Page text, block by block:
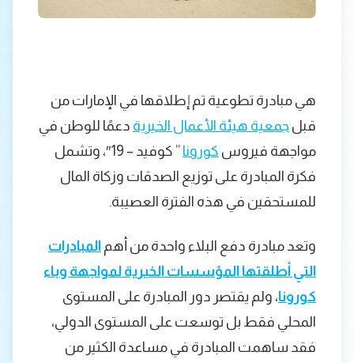
هي مبادرة تطوعية تم إطلاقها في الإمارات من
قبل جمعية هيئة الأعمال الخيرية دعمًا للوطن في
مواجهة فيروس كورونا
” كوفيد – 19″، وتشمل
فكرة المبادرة على توزيع الصدقات وزكاة المال
للمستحقين في هذه الفترة العصيبة.
وتعد مبادرة دفع البلاء واحدة من أهم المبادرات
التي أطلقتها المؤسسات الخيرية لمواجهة وباء
كورونا، ولم يقتصر دور المبادرة على المستوى
المحلي فقط بل توسعت على المستوى الدولي،
فقد ساهمت المبادرة في مساعدة الكثير من